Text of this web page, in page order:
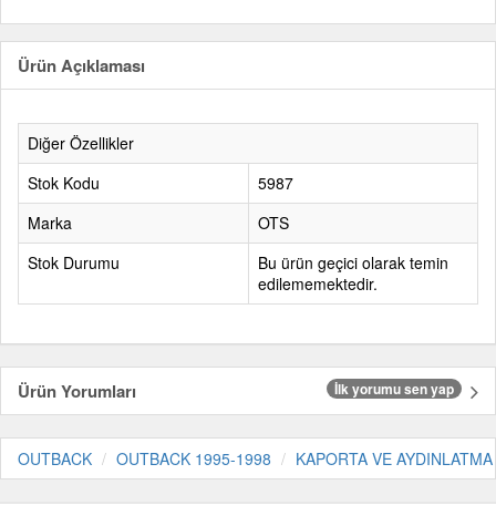
Ürün Açıklaması
Diğer Özellikler
Stok Kodu
5987
Marka
OTS
Stok Durumu
Bu ürün geçici olarak temin
edilememektedir.
Ürün Yorumları İlk yorumu sen yap
OUTBACK OUTBACK 1995-1998 KAPORTA VE AYDINLATMA